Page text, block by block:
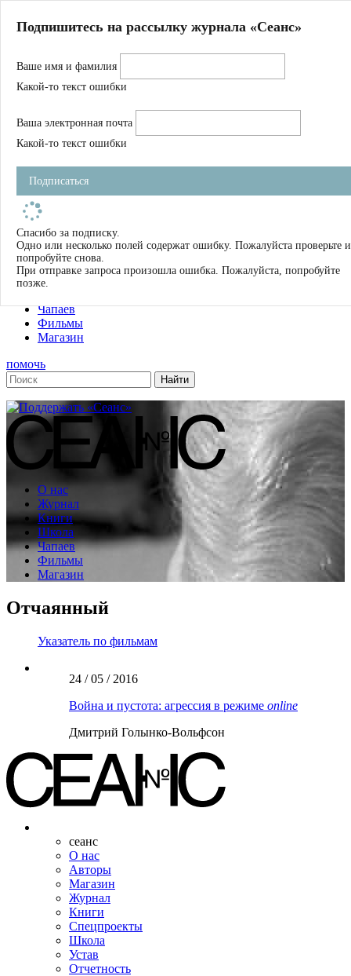
Магазин
Журнал
Школа
Устав
Фильмы
Имена
Тэги
О нас
Журнал
Книги
Чапаев
Фильмы
Магазин
помочь
О нас
Журнал
Книги
Школа
Чапаев
Фильмы
Магазин
Отчаянный
Указатель по фильмам
24 / 05 / 2016
Война и пустота: агрессия в режиме online
Дмитрий Голынко-Вольфсон
сеанс
О нас
Авторы
Магазин
Журнал
Книги
Спецпроекты
Школа
Устав
Отчетность
Подпишитесь на рассылку журнала «Сеанс»
Ваше имя и фамилия
Какой-то текст ошибки
Ваша электронная почта
Какой-то текст ошибки
Подписаться
Спасибо за подписку.
Одно или несколько полей содержат ошибку. Пожалуйста проверьте и
попробуйте снова.
При отправке запроса произошла ошибка. Пожалуйста, попробуйте
позже.